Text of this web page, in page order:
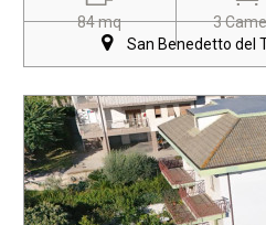
84 mq 3
San Benedetto del